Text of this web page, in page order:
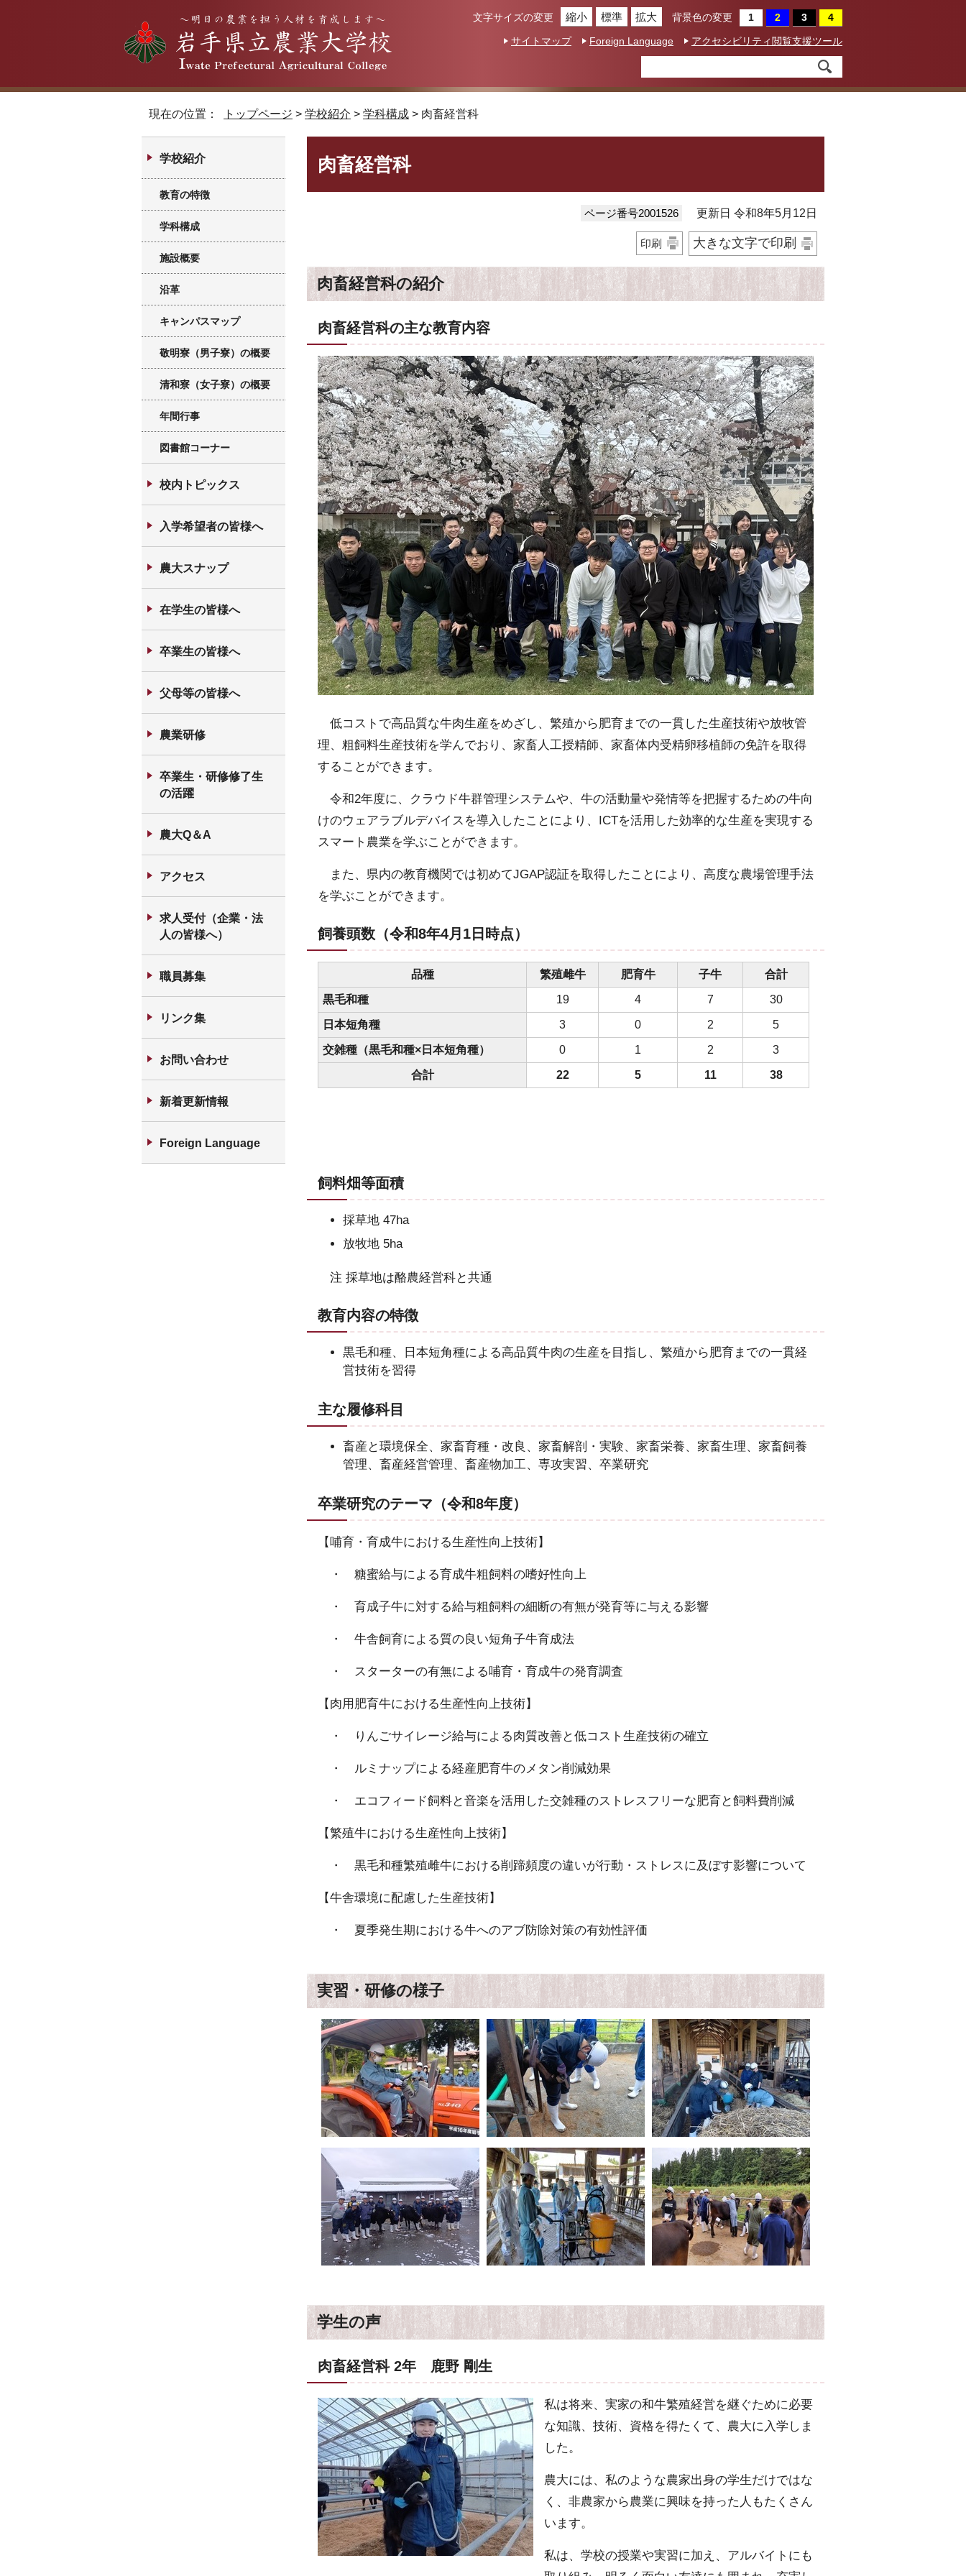
文字サイズの変更 縮小 標準 拡大 背景色の変更
サイトマップ Foreign Language アクセシビリティ閲覧支援ツール
現在の位置： トップページ > 学校紹介 > 学科構成 > 肉畜経営科
肉畜経営科
ページ番号2001526 更新日 令和8年5月12日
印刷 大きな文字で印刷
肉畜経営科の紹介
肉畜経営科の主な教育内容
低コストで高品質な牛肉生産をめざし、繁殖から肥育までの一貫した生産技術や放牧管
理、粗飼料生産技術を学んでおり、家畜人工授精師、家畜体内受精卵移植師の免許を取得
することができます。
令和2年度に、クラウド牛群管理システムや、牛の活動量や発情等を把握するための牛向
けのウェアラブルデバイスを導入したことにより、ICTを活用した効率的な生産を実現する
スマート農業を学ぶことができます。
また、県内の教育機関では初めてJGAP認証を取得したことにより、高度な農場管理手法
を学ぶことができます。
飼養頭数（令和8年4月1日時点）
品種 繁殖雌牛 肥育牛 子牛 合計
黒毛和種 19 4 7 30
日本短角種 3 0 2 5
交雑種（黒毛和種×日本短角種） 0 1 2 3
合計 22 5 11 38
飼料畑等面積
採草地 47ha
放牧地 5ha
注 採草地は酪農経営科と共通
教育内容の特徴
黒毛和種、日本短角種による高品質牛肉の生産を目指し、繁殖から肥育までの一貫経
営技術を習得
主な履修科目
畜産と環境保全、家畜育種・改良、家畜解剖・実験、家畜栄養、家畜生理、家畜飼養
管理、畜産経営管理、畜産物加工、専攻実習、卒業研究
卒業研究のテーマ（令和8年度）
【哺育・育成牛における生産性向上技術】
・ 糖蜜給与による育成牛粗飼料の嗜好性向上
・ 育成子牛に対する給与粗飼料の細断の有無が発育等に与える影響
・ 牛舎飼育による質の良い短角子牛育成法
・ スターターの有無による哺育・育成牛の発育調査
【肉用肥育牛における生産性向上技術】
・ りんごサイレージ給与による肉質改善と低コスト生産技術の確立
・ ルミナップによる経産肥育牛のメタン削減効果
・ エコフィード飼料と音楽を活用した交雑種のストレスフリーな肥育と飼料費削減
【繁殖牛における生産性向上技術】
・ 黒毛和種繁殖雌牛における削蹄頻度の違いが行動・ストレスに及ぼす影響について
【牛舎環境に配慮した生産技術】
・ 夏季発生期における牛へのアブ防除対策の有効性評価
実習・研修の様子
学生の声
肉畜経営科 2年 鹿野 剛生
私は将来、実家の和牛繁殖経営を継ぐために必要
な知識、技術、資格を得たくて、農大に入学しま
した。
農大には、私のような農家出身の学生だけではな
く、非農家から農業に興味を持った人もたくさん
います。
私は、学校の授業や実習に加え、アルバイトにも
学校紹介
教育の特徴
学科構成
施設概要
沿革
キャンパスマップ
敬明寮（男子寮）の概要
清和寮（女子寮）の概要
年間行事
図書館コーナー
校内トピックス
入学希望者の皆様へ
農大スナップ
在学生の皆様へ
卒業生の皆様へ
父母等の皆様へ
農業研修
卒業生・研修修了生
の活躍
農大Q＆A
アクセス
求人受付（企業・法
人の皆様へ）
職員募集
リンク集
お問い合わせ
新着更新情報
Foreign Language